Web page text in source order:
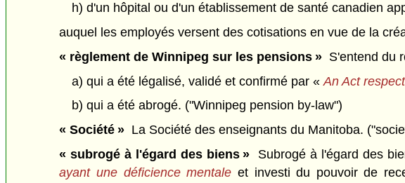
h) d'un hôpital ou d'un établissement de santé canadien
auquel les employés versent des cotisations en vue de la
« règlement de Winnipeg sur les pensions » S'entend du
a) qui a été légalisé, validé et confirmé par « An Act
b) qui a été abrogé. ("Winnipeg pension by-law")
« Société » La Société des enseignants du Manitoba.
« subrogé à l'égard des biens » Subrogé à l'égard des
ayant une déficience mentale et investi du pouvoir de